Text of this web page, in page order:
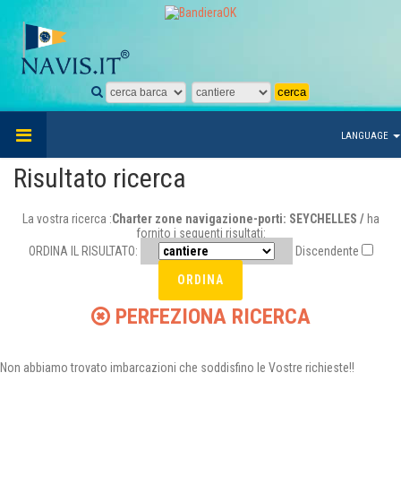
LANGUAGE
Risultato ricerca
La vostra ricerca :Charter zone navigazione-porti: SEYCHELLES / ha
fornito i seguenti risultati:
ORDINA IL RISULTATO:
Discendente
PERFEZIONA RICERCA
Non abbiamo trovato imbarcazioni che soddisfino le Vostre richieste!!